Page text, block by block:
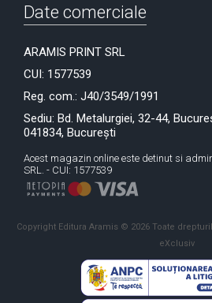
Date comerciale
ARAMIS PRINT SRL
CUI: 1577539
Reg. com.: J40/3549/1991
Sediu: Bd. Metalurgiei, 32-44,
041834, București
Acest magazin online este detinut si
SRL. - CUI: 1577539
Copyright Editura Aramis © 2026 Toate
eXclusiv